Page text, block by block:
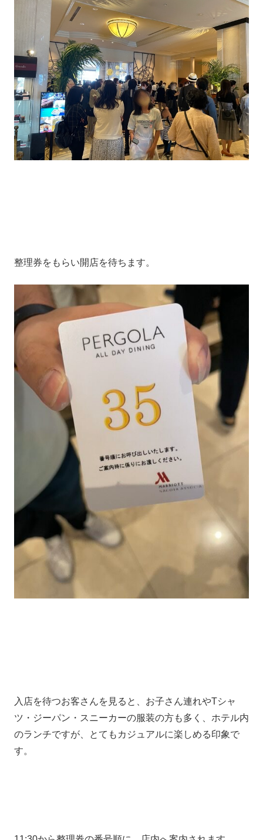
整理券をもらい開店を待ちます。
入店を待つお客さんを見ると、お子さん連れやTシャ
ツ・ジーパン・スニーカーの服装の方も多く、ホテル内
のランチですが、とてもカジュアルに楽しめる印象で
す。